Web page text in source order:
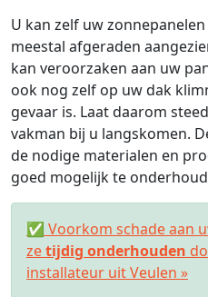
U kan zelf uw
meestal afgeraden
kan veroorzaken aan uw
ook nog zelf op uw dak
gevaar is. Laat daarom
vakman bij u langskomen.
de nodige materialen en
goed mogelijk te
✅ Voorkom schade aan
zetijdig onderhouden
installateur uit Veulen »